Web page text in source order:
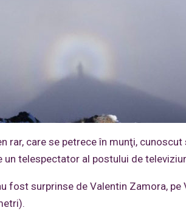
rar, care se petrece în munţi,
un telespectator al postului de
fost surprinse de Valentin Zamora,